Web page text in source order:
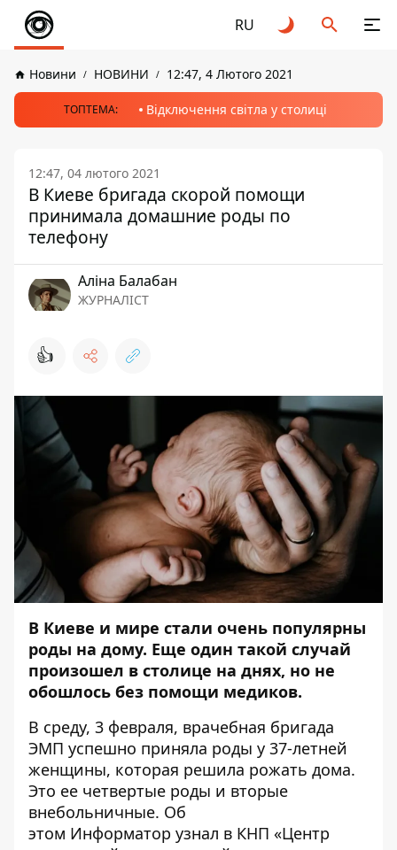
RU
Новини НОВИНИ 12:47, 4 Лютого 2021
ТОПТЕМА: Відключення світла у столиці
12:47, 04 лютого 2021
В Киеве бригада скорой помощи
принимала домашние роды по
телефону
Аліна Балабан
ЖУРНАЛІСТ
👍
В Киеве и мире стали очень популярны
роды на дому. Еще один такой случай
произошел в столице на днях, но не
обошлось без помощи медиков.
В среду, 3 февраля, врачебная бригада
ЭМП успешно приняла роды у 37-летней
женщины, которая решила рожать дома.
Это ее четвертые роды и вторые
внебольничные. Об
этом Информатор узнал в КНП «Центр